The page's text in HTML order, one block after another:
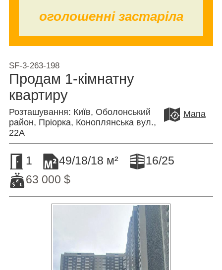
оголошенні застаріла
SF-3-263-198
Продам 1-кімнатну
квартиру
Розташування: Київ, Оболонський
район, Пріорка, Коноплянська вул.,
22А
Мапа
1 49/18/18 м²
16/25
63 000 $